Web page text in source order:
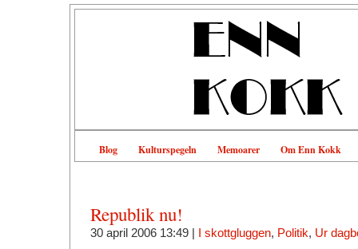
Blog Kulturspegeln Memoarer Om Enn Kokk
Republik nu!
30 april 2006 13:49 | I skottgluggen, Politik, Ur